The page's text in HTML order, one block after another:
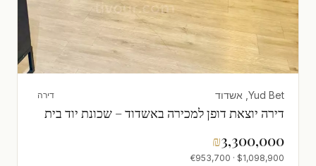
Yud Bet, אשדוד דירה
דירה יוצאת דופן למכירה באשדוד – שכונת יוד בית
₪3,300,000
$1,098,900 · €953,700